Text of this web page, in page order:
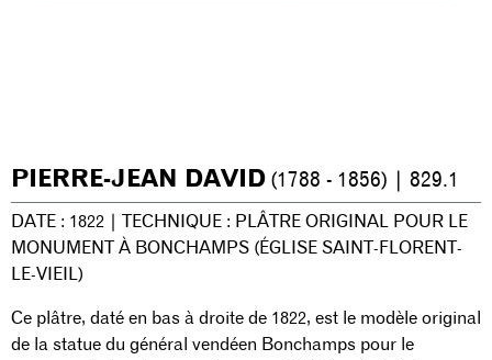
PIERRE-JEAN DAVID (1788 - 1856) | 829.1
DATE : 1822 | TECHNIQUE : PLÂTRE ORIGINAL POUR LE
MONUMENT À BONCHAMPS (ÉGLISE SAINT-FLORENT-
LE-VIEIL)
Ce plâtre, daté en bas à droite de 1822, est le modèle original
de la statue du général vendéen Bonchamps pour le